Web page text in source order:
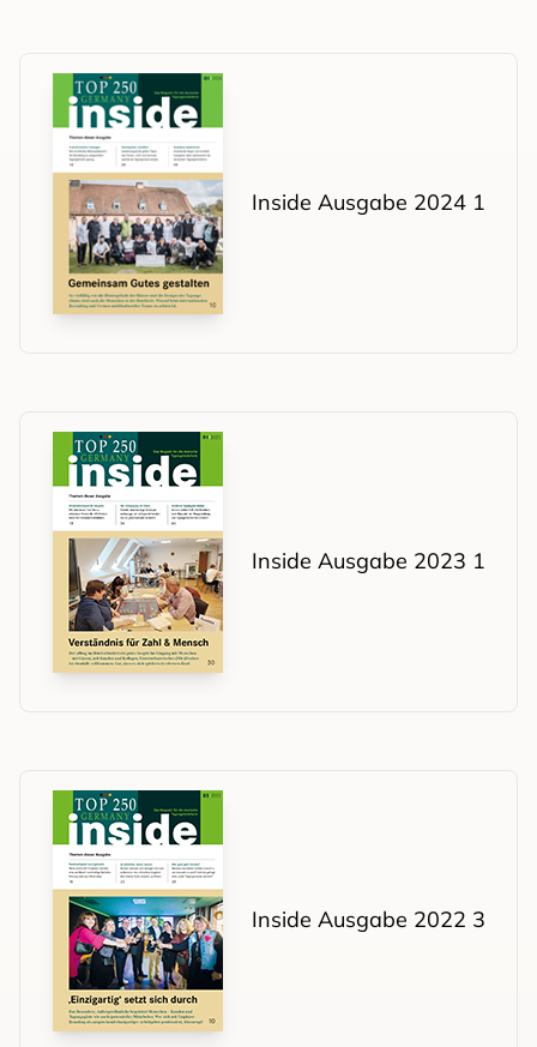
Inside Ausgabe 2024 1
Inside Ausgabe 2023 1
Inside Ausgabe 2022 3